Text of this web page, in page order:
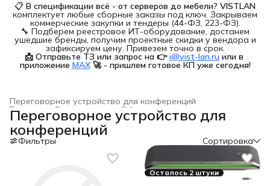
📋 В спецификации всё - от серверов до мебели? VISTLAN
комплектует любые сборные заказы под ключ. Закрываем
коммерческие закупки и тендеры (44-ФЗ, 223-ФЗ).
🔧 Подберем реестровое ИТ-оборудование, достанем
ушедшие бренды, получим проектные скидки у вендора и
зафиксируем цену. Привезем точно в срок.
📩 Отправьте ТЗ или запрос на 👉 i@vist-lan.ru или в
приложение MAX 🚀 - пришлем готовое КП уже сегодня!
Переговорное устройство для конференций
Офисная техника
Электроника
Главная
Переговорное устройство для
конференций
Фильтры Сортировка
Осталось 2 штуки